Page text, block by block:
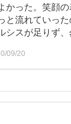
かった。笑顔
と流れていっ
スが足りず、
09/20